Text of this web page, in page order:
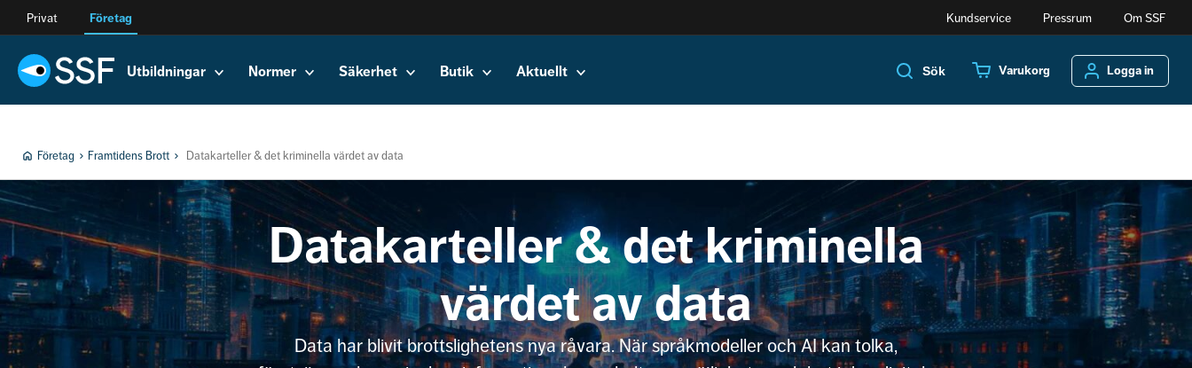
Privat Företag Kundservice Pressrum Om SSF
Utbildningar Normer Säkerhet Butik Aktuellt Sök Varukorg Logga in
Företag Framtidens Brott Datakarteller & det kriminella värdet av data
Datakarteller & det kriminella
värdet av data
Data har blivit brottslighetens nya råvara. När språkmodeller och AI kan tolka,